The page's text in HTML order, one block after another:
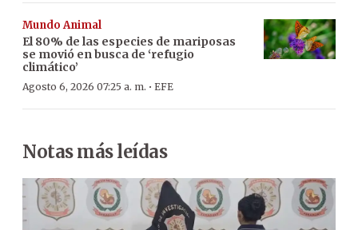
Mundo Animal
El 80% de las especies de mariposas
se movió en busca de ‘refugio
climático’
Agosto 6, 2026 07:25 a. m. · EFE
Notas más leídas